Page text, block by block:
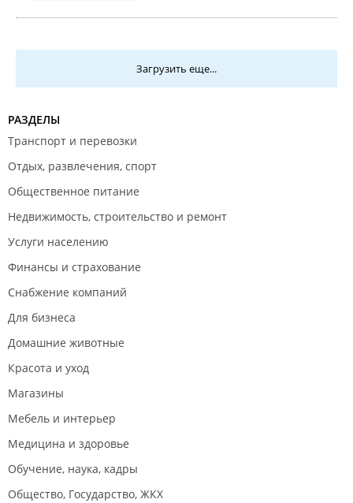
просто так без повода ;)
Загрузить еще...
РАЗДЕЛЫ
Транспорт и перевозки
Отдых, развлечения, спорт
Общественное питание
Недвижимость, строительство и ремонт
Услуги населению
Финансы и страхование
Снабжение компаний
Для бизнеса
Домашние животные
Красота и уход
Магазины
Мебель и интерьер
Медицина и здоровье
Обучение, наука, кадры
Общество, Государство, ЖКХ